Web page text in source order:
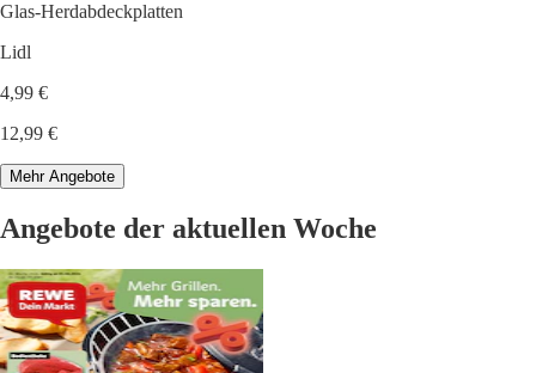
Glas-Herdabdeckplatten
Lidl
4,99 €
12,99 €
Mehr Angebote
Angebote der aktuellen Woche